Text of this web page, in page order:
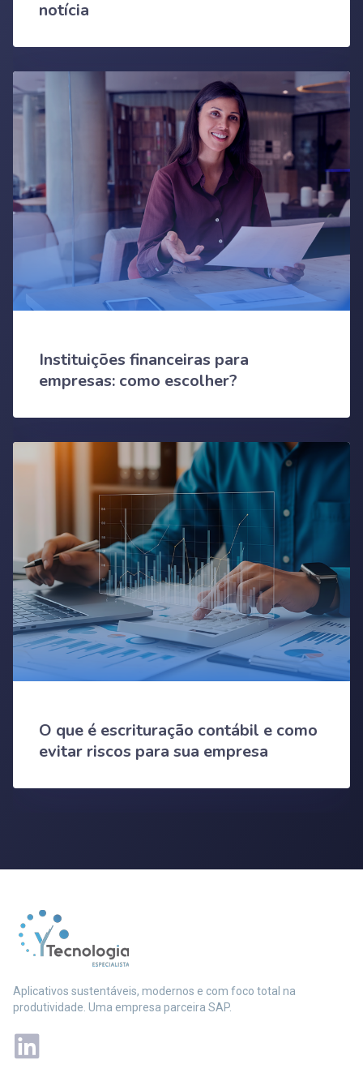
notícia
Instituições financeiras para
empresas: como escolher?
O que é escrituração contábil e como
evitar riscos para sua empresa
Aplicativos sustentáveis, modernos e com foco total na
produtividade. Uma empresa parceira SAP.